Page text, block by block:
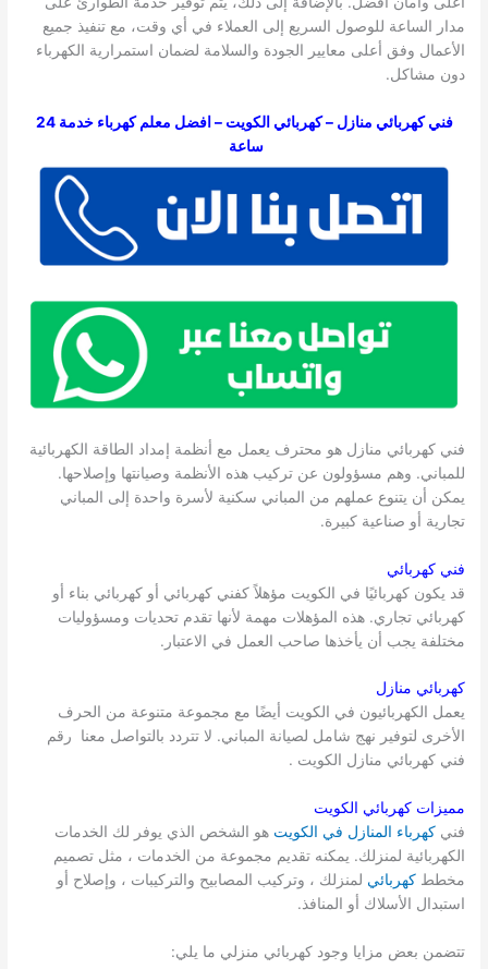
مدار الساعة للوصول السريع إلى العملاء في أي وقت، مع تنفيذ جميع
الأعمال وفق أعلى معايير الجودة والسلامة لضمان استمرارية الكهرباء
دون مشاكل.
فني كهربائي منازل – كهربائي الكويت – افضل معلم كهرباء خدمة 24
ساعة
فني كهربائي منازل هو محترف يعمل مع أنظمة إمداد الطاقة الكهربائية
للمباني. وهم مسؤولون عن تركيب هذه الأنظمة وصيانتها وإصلاحها.
يمكن أن يتنوع عملهم من المباني سكنية لأسرة واحدة إلى المباني
تجارية أو صناعية كبيرة.
فني كهربائي
قد يكون كهربائيًا في الكويت مؤهلاً كفني كهربائي أو كهربائي بناء أو
كهربائي تجاري. هذه المؤهلات مهمة لأنها تقدم تحديات ومسؤوليات
مختلفة يجب أن يأخذها صاحب العمل في الاعتبار.
كهربائي منازل
يعمل الكهربائيون في الكويت أيضًا مع مجموعة متنوعة من الحرف
الأخرى لتوفير نهج شامل لصيانة المباني. لا تتردد بالتواصل معنا رقم
فني كهربائي منازل الكويت .
مميزات كهربائي الكويت
فني كهرباء المنازل في الكويت هو الشخص الذي يوفر لك الخدمات
الكهربائية لمنزلك. يمكنه تقديم مجموعة من الخدمات ، مثل تصميم
مخططكهربائي لمنزلك ، وتركيب المصابيح والتركيبات ، وإصلاح أو
استبدال الأسلاك أو المنافذ.
تتضمن بعض مزايا وجود كهربائي منزلي ما يلي: